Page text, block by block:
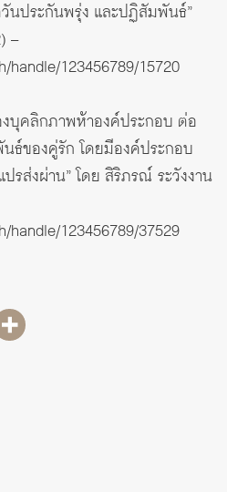
ประกันพรุ่ง และปฏิสัมพันธ์”
–
123456789/15720
งบุคลิกภาพห้าองค์ประกอบ ต่อ
ธ์ของคู่รัก โดยมีองค์ประกอบ
รส่งผ่าน” โดย สิริภรณ์ ระวังงาน
123456789/37529